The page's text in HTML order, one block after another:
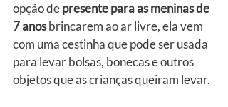
opção de presente para as meninas de
7 anos brincarem ao ar livre, ela vem
com uma cestinha que pode ser usada
para levar bolsas, bonecas e outros
objetos que as crianças queiram levar.